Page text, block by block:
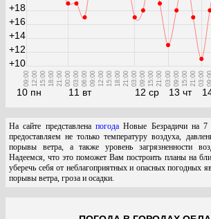
10 пн
09:00 12:00 15:00 18:00 21:00
11 вт
00:00 03:00 06:00 09:00 12:00 15:00 18:00 21:00
12 ср
03:00 09:00 15:00 21:00
13 чт
03:00 09:00 15:00 21:00 03:00 09:00
+10
+12
+14
+16
+18
На сайте представлена погодаНовые Безрадичи на
предоставляем не только температуру воздуха,
порывы ветра, а также уровень загрязненности
Надеемся, что это поможет Вам построить планы на
уберечь себя от неблагоприятных и опасных погодных
порывы ветра, гроза и осадки.